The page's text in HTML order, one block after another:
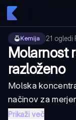
Kemija 21 ogledi·
Molarnost
razloženo
Molska
načinov za
Prikaži več